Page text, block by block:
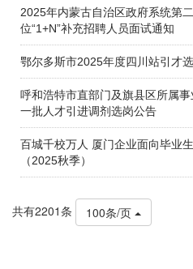
2025年内蒙古自治区政府系统第
位“1+N”补充招聘人员面试通知
鄂尔多斯市2025年度四川站引才
呼和浩特市直部门及旗县区所属
一批人才引进调剂选岗公告
百城千校万人 厦门企业面向毕业
（2025秋季）
共有2201条 100条/页